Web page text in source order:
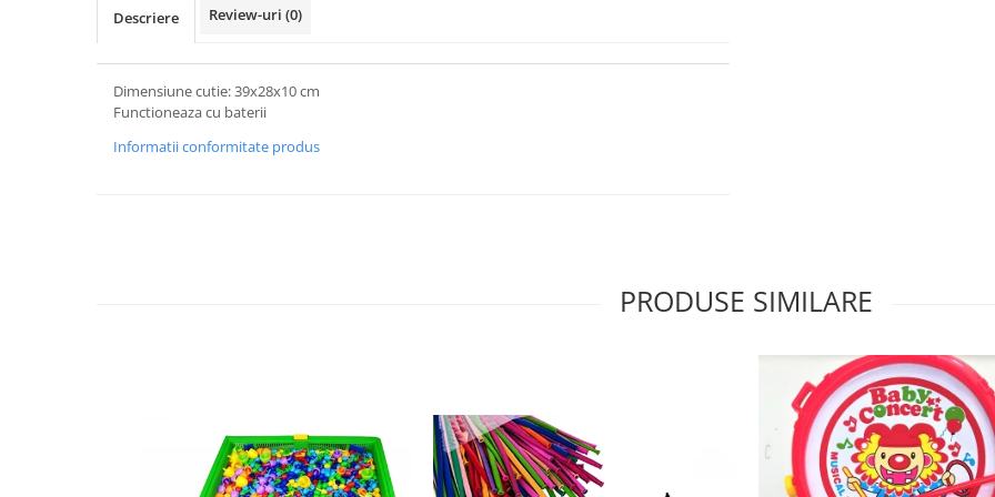
Descriere Review-uri (0)
Dimensiune cutie: 39x28x10 cm
Functioneaza cu baterii
Informatii conformitate produs
PRODUSE SIMILARE